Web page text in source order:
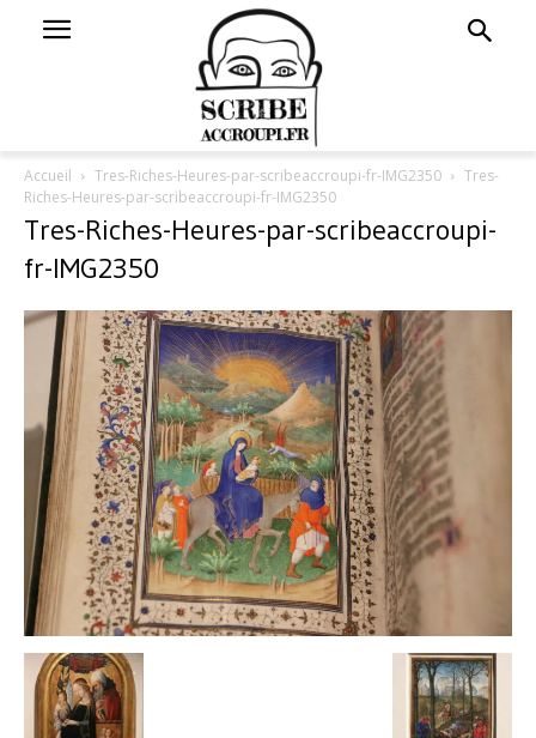
Accueil Tres-Riches-Heures-par-scribeaccroupi-fr-IMG2350
Tres-
Riches-Heures-par-scribeaccroupi-fr-IMG2350
Tres-Riches-Heures-par-scribeaccroupi-
fr-IMG2350